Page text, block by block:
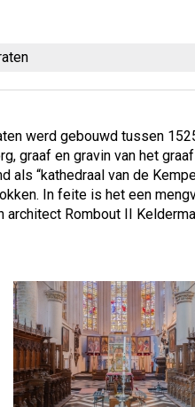
werd gebouwd tussen
graaf en gravin van het
“kathedraal van de
In feite is het een
architect Rombout II